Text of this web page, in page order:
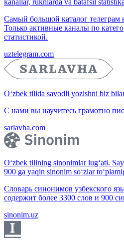
kanallar, ruknlarda va batafsil
Самый большой каталог телеграм
Только активные каналы по
статистикой.
uztelegram.com
O‘zbek tilida savodli yozishni biz
С нами вы научитесь грамотно
sarlavha.com
O‘zbek tilining sinonimlar lug‘ati.
900 ga yaqin sinonim so‘zlar
Словарь синонимов узбекского
содержит более 3300 слов и 900
sinonim.uz